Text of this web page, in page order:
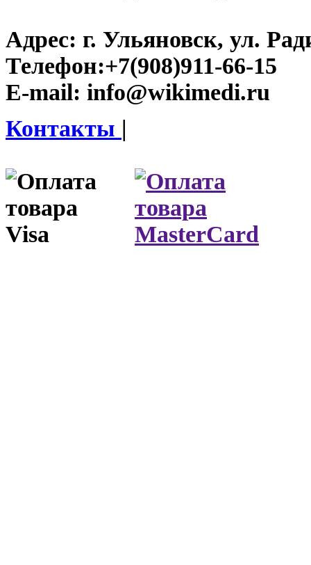
Адрес: г. Ульяновск, ул.
Телефон:+7(908)911-66-15
E-mail: info@wikimedi.ru
Контакты |